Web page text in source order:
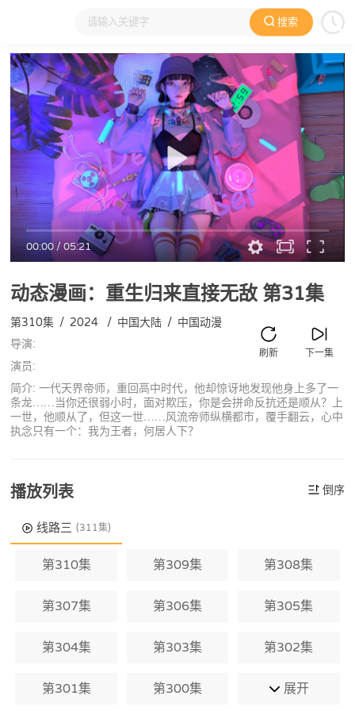
搜索
大家在看 日本动漫 国产动漫 欧美动漫 动漫电影
00:00/05:21
动态漫画：重生归来直接无敌 第31集
下一集
刷新
第310集 / 2024 / 中国大陆 / 中国动漫
导演:
演员:
简介: 一代天界帝师，重回高中时代，他却惊讶地发现他身上多了一
条龙……当你还很弱小时，面对欺压，你是会拼命反抗还是顺从？上
一世，他顺从了，但这一世……风流帝师纵横都市，覆手翻云，心中
执念只有一个：我为王者，何居人下？
播放列表 倒序
线路三 (311集)
第310集 第309集 第308集
第307集 第306集 第305集
第304集 第303集 第302集
第301集 第300集 展开